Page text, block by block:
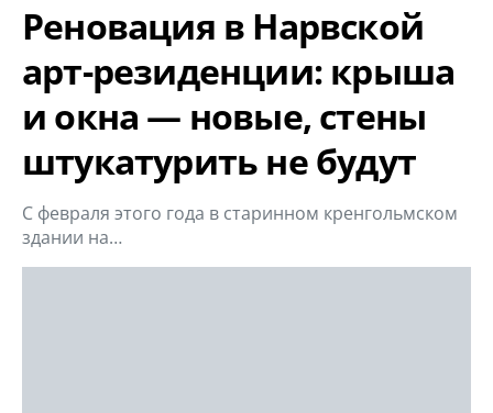
Реновация в Нарвской
арт-резиденции: крыша
и окна — новые, стены
штукатурить не будут
С февраля этого года в старинном кренгольмском
здании на…